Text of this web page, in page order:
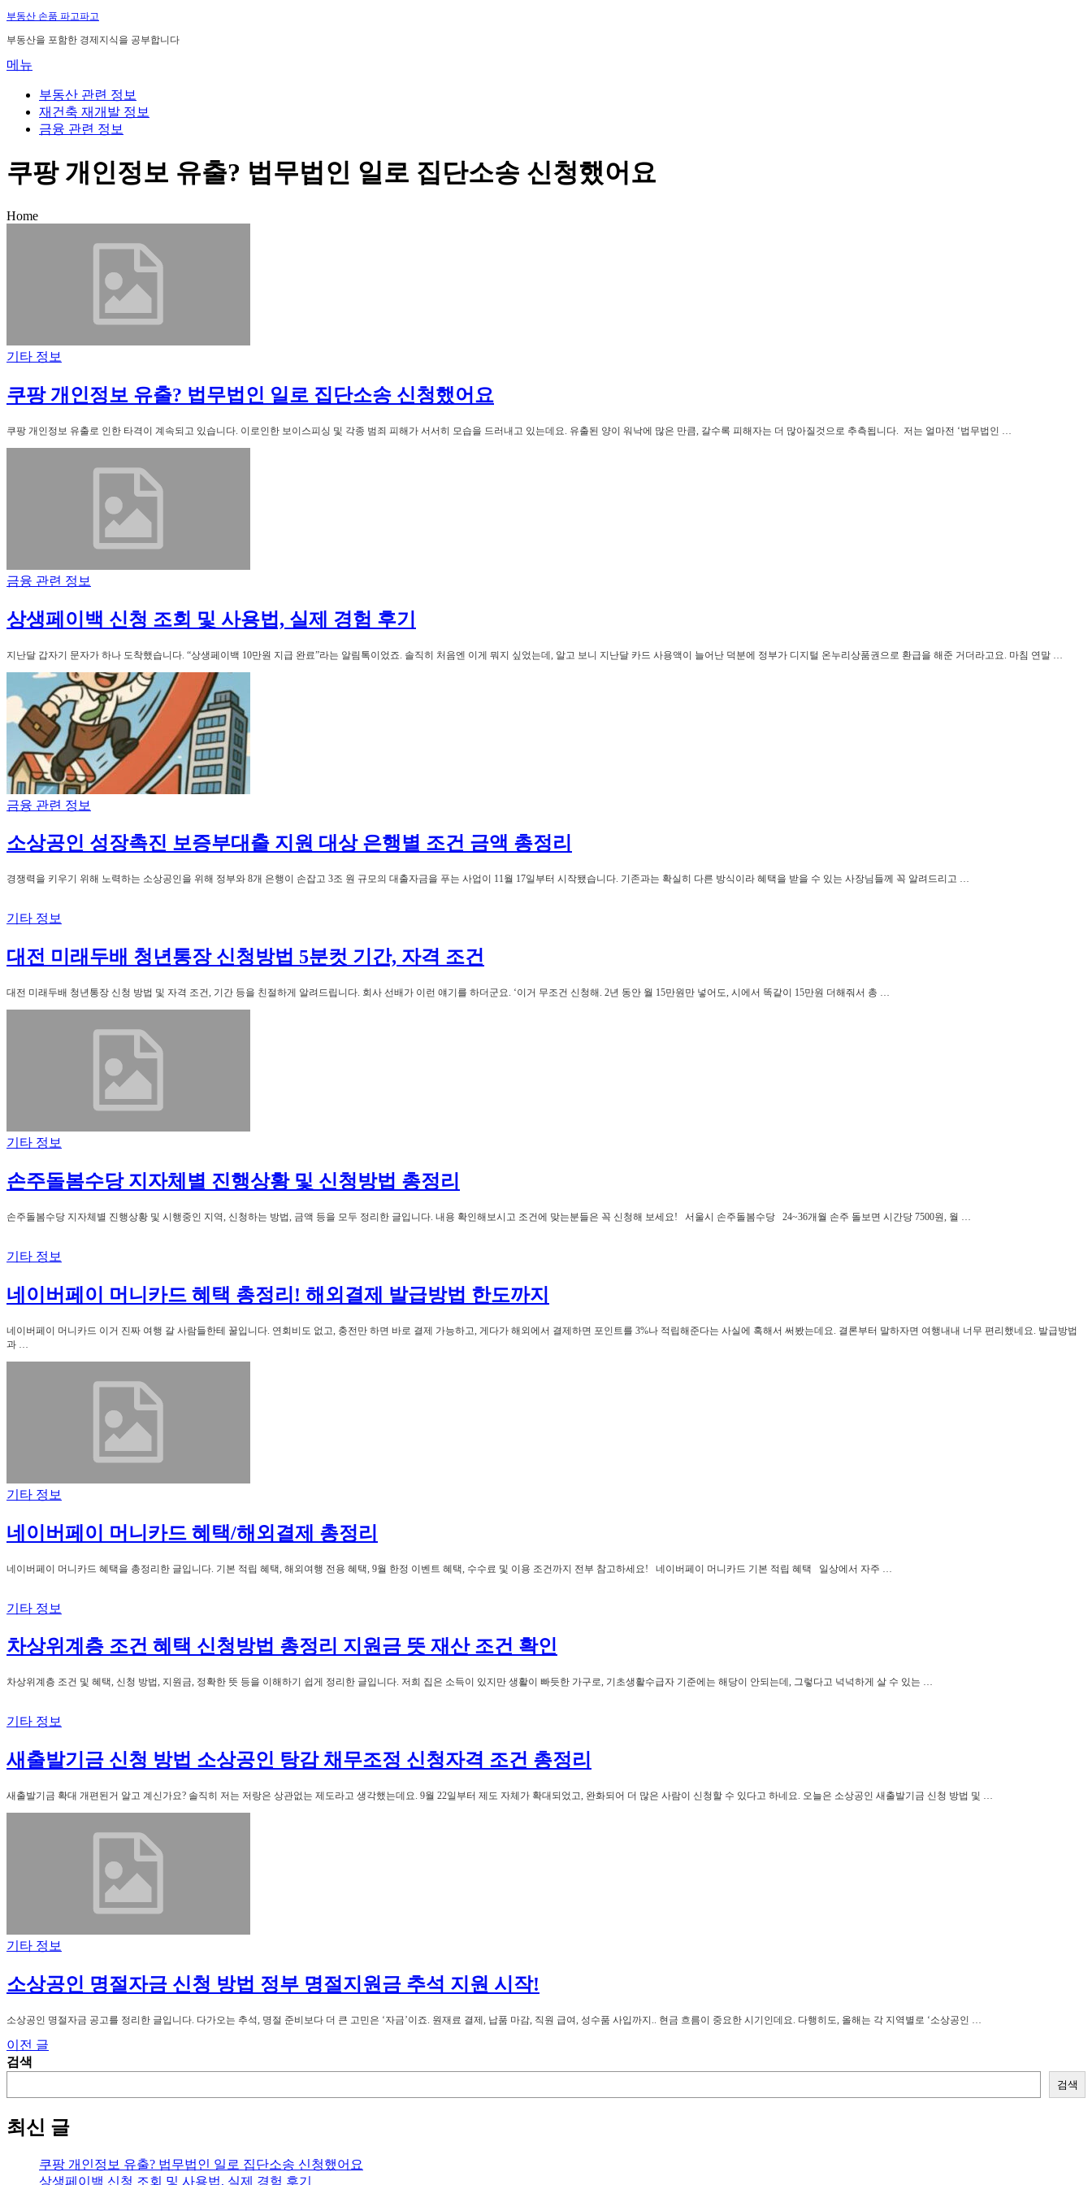
내
용
로
부동산 손품 파고파고
부동산을 포함한 경제지식을 공부합니다
메뉴
부동산 관련 정보
재건축 재개발 정보
금융 관련 정보
쿠팡 개인정보 유출? 법무법인 일로 집단소송 신청했어요
Home
기타 정보
쿠팡 개인정보 유출? 법무법인 일로 집단소송 신청했어요
쿠팡 개인정보 유출로 인한 타격이 계속되고 있습니다. 이로인한 보이스피싱 및 각종 범죄 피해가 서서히 모습을 드러내고 있는데요. 유출된 양이 워낙에 많은 만큼, 갈수록 피해자는 더 많아질것으로 추측됩니다. 저는 얼마전 ‘법무법인 …
금융 관련 정보
상생페이백 신청 조회 및 사용법, 실제 경험 후기
지난달 갑자기 문자가 하나 도착했습니다. “상생페이백 10만원 지급 완료”라는 알림톡이었죠. 솔직히 처음엔 이게 뭐지 싶었는데, 알고 보니 지난달 카드 사용액이 늘어난 덕분에 정부가 디지털 온누리상품권으로 환급을 해준 거더라고요. 마침 연말 …
금융 관련 정보
소상공인 성장촉진 보증부대출 지원 대상 은행별 조건 금액 총정리
경쟁력을 키우기 위해 노력하는 소상공인을 위해 정부와 8개 은행이 손잡고 3조 원 규모의 대출자금을 푸는 사업이 11월 17일부터 시작됐습니다. 기존과는 확실히 다른 방식이라 혜택을 받을 수 있는 사장님들께 꼭 알려드리고 …
기타 정보
대전 미래두배 청년통장 신청방법 5분컷 기간, 자격 조건
대전 미래두배 청년통장 신청 방법 및 자격 조건, 기간 등을 친절하게 알려드립니다. 회사 선배가 이런 얘기를 하더군요. ‘이거 무조건 신청해. 2년 동안 월 15만원만 넣어도, 시에서 똑같이 15만원 더해줘서 총 …
기타 정보
손주돌봄수당 지자체별 진행상황 및 신청방법 총정리
손주돌봄수당 지자체별 진행상황 및 시행중인 지역, 신청하는 방법, 금액 등을 모두 정리한 글입니다. 내용 확인해보시고 조건에 맞는분들은 꼭 신청해 보세요! 서울시 손주돌봄수당 24~36개월 손주 돌보면 시간당 7500원, 월 …
기타 정보
네이버페이 머니카드 혜택 총정리! 해외결제 발급방법 한도까지
네이버페이 머니카드 이거 진짜 여행 갈 사람들한테 꿀입니다. 연회비도 없고, 충전만 하면 바로 결제 가능하고, 게다가 해외에서 결제하면 포인트를 3%나 적립해준다는 사실에 혹해서 써봤는데요. 결론부터 말하자면 여행내내 너무 편리했네요. 발급방법
과 …
기타 정보
네이버페이 머니카드 혜택/해외결제 총정리
네이버페이 머니카드 혜택을 총정리한 글입니다. 기본 적립 혜택, 해외여행 전용 혜택, 9월 한정 이벤트 혜택, 수수료 및 이용 조건까지 전부 참고하세요! 네이버페이 머니카드 기본 적립 혜택 일상에서 자주 …
기타 정보
차상위계층 조건 혜택 신청방법 총정리 지원금 뜻 재산 조건 확인
차상위계층 조건 및 혜택, 신청 방법, 지원금, 정확한 뜻 등을 이해하기 쉽게 정리한 글입니다. 저희 집은 소득이 있지만 생활이 빠듯한 가구로, 기초생활수급자 기준에는 해당이 안되는데, 그렇다고 넉넉하게 살 수 있는 …
기타 정보
새출발기금 신청 방법 소상공인 탕감 채무조정 신청자격 조건 총정리
새출발기금 확대 개편된거 알고 계신가요? 솔직히 저는 저랑은 상관없는 제도라고 생각했는데요. 9월 22일부터 제도 자체가 확대되었고, 완화되어 더 많은 사람이 신청할 수 있다고 하네요. 오늘은 소상공인 새출발기금 신청 방법 및 …
기타 정보
소상공인 명절자금 신청 방법 정부 명절지원금 추석 지원 시작!
소상공인 명절자금 공고를 정리한 글입니다. 다가오는 추석, 명절 준비보다 더 큰 고민은 ‘자금’이죠. 원재료 결제, 납품 마감, 직원 급여, 성수품 사입까지.. 현금 흐름이 중요한 시기인데요. 다행히도, 올해는 각 지역별로 ‘소상공인 …
글
탐
색
이전 글
검색
검색
최신 글
쿠팡 개인정보 유출? 법무법인 일로 집단소송 신청했어요
상생페이백 신청 조회 및 사용법, 실제 경험 후기